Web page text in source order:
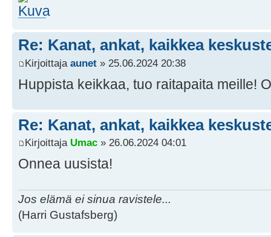
Re: Kanat, ankat, kaikkea
Kirjoittaja aunet » 25.06.2024 20:38
Huppista keikkaa, tuo raitapaita meille!
Re: Kanat, ankat, kaikkea
Kirjoittaja Umac » 26.06.2024 04:01
Onnea uusista!
Jos elämä ei sinua ravistele...
(Harri Gustafsberg)